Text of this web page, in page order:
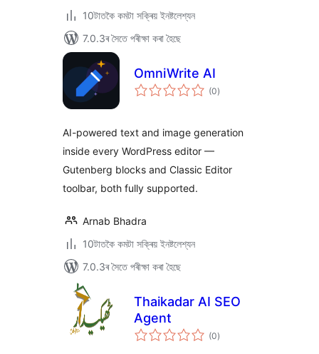
10টাতকৈ কমটা সক্ৰিয় ইনষ্টলেশ্যন
7.0.3ৰ সৈতে পৰীক্ষা কৰা হৈছে
OmniWrite AI
(0টা
মুঠ)
AI-powered text and image generation
inside every WordPress editor —
Gutenberg blocks and Classic Editor
toolbar, both fully supported.
Arnab Bhadra
10টাতকৈ কমটা সক্ৰিয় ইনষ্টলেশ্যন
7.0.3ৰ সৈতে পৰীক্ষা কৰা হৈছে
Thaikadar AI SEO
Agent
(0টা
মুঠ)